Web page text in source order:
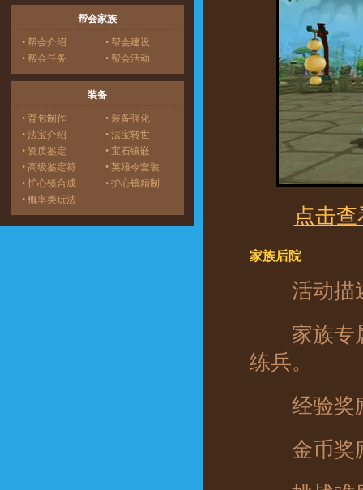
帮会家族
• 帮会介绍
• 帮会建设
• 帮会任务
• 帮会活动
装备
• 背包制作
• 装备强化
• 法宝介绍
• 法宝转世
• 资质鉴定
• 宝石镶嵌
• 高级鉴定符
• 英雄令套装
• 护心镜合成
• 护心镜精制
• 概率类玩法
点击
家族后院
活动描
家族专属
练兵。
经验奖
金币奖